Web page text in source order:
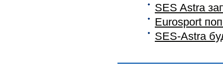
SES Astra
Eurosport
SES-Astra